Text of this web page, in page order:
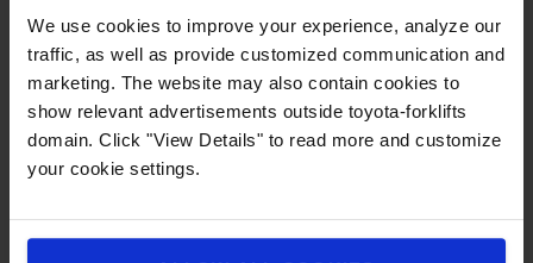
We use cookies to improve your experience, analyze our
traffic, as well as provide customized communication and
marketing. The website may also contain cookies to
show relevant advertisements outside toyota-forklifts
domain. Click "View Details" to read more and customize
your cookie settings.
Nos ambitions en matière de durabilité
Nous ancrons l’ESG dans notre fonctionnement et
notre culture. Nous définissons ainsi des objectifs
clairs pour créer de la valeur à long terme, avec un
accélérons la décarbonation et renforçons notre